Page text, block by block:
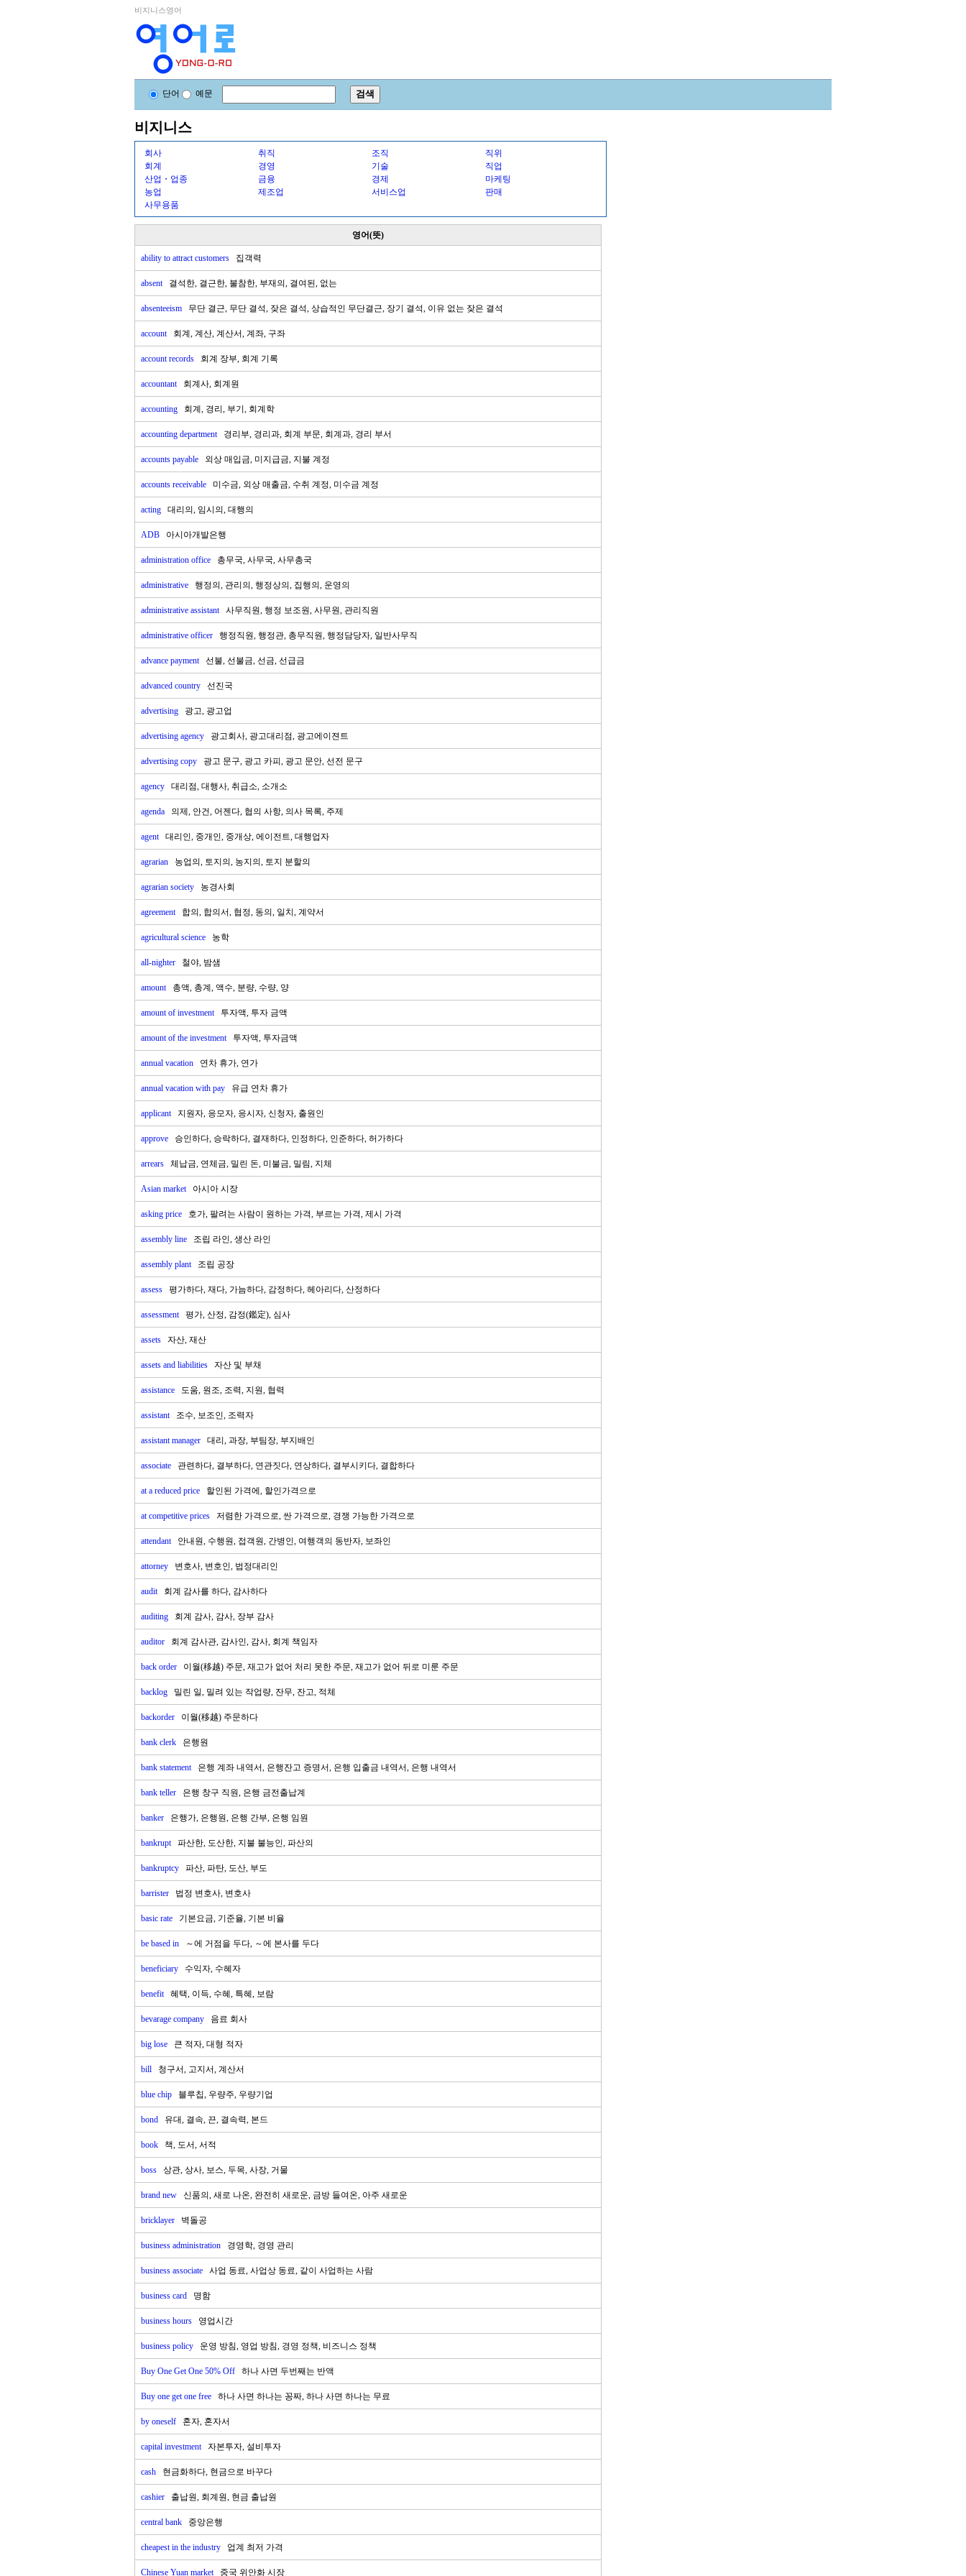
비지니스영어
단어 예문
비지니스
회사 취직 조직
직위
회계
경영 기술
직업
산업・업종
금융 경제
마케팅
농업
제조업 서비스업
판매
사무용품
영어(뜻)
ability to attract customers 집객력
absent 결석한, 결근한, 불참한, 부재의, 결여된, 없는
absenteeism 무단 결근, 무단 결석, 잦은 결석, 상습적인 무단결근, 장기 결석, 이유 없는 잦은 결석
account 회계, 계산, 계산서, 계좌, 구좌
account records 회계 장부, 회계 기록
accountant 회계사, 회계원
accounting 회계, 경리, 부기, 회계학
accounting department 경리부, 경리과, 회계 부문, 회계과, 경리 부서
accounts payable 외상 매입금, 미지급금, 지불 계정
accounts receivable 미수금, 외상 매출금, 수취 계정, 미수금 계정
acting 대리의, 임시의, 대행의
ADB 아시아개발은행
administration office 총무국, 사무국, 사무총국
administrative 행정의, 관리의, 행정상의, 집행의, 운영의
administrative assistant 사무직원, 행정 보조원, 사무원, 관리직원
administrative officer 행정직원, 행정관, 총무직원, 행정담당자, 일반사무직
advance payment 선불, 선불금, 선금, 선급금
advanced country 선진국
advertising 광고, 광고업
advertising agency 광고회사, 광고대리점, 광고에이젼트
advertising copy 광고 문구, 광고 카피, 광고 문안, 선전 문구
agency 대리점, 대행사, 취급소, 소개소
agenda 의제, 안건, 어젠다, 협의 사항, 의사 목록, 주제
agent 대리인, 중개인, 중개상, 에이전트, 대행업자
agrarian 농업의, 토지의, 농지의, 토지 분할의
agrarian society 농경사회
agreement 합의, 합의서, 협정, 동의, 일치, 계약서
agricultural science 농학
all-nighter 철야, 밤샘
amount 총액, 총계, 액수, 분량, 수량, 양
amount of investment 투자액, 투자 금액
amount of the investment 투자액, 투자금액
annual vacation 연차 휴가, 연가
annual vacation with pay 유급 연차 휴가
applicant 지원자, 응모자, 응시자, 신청자, 출원인
approve 승인하다, 승락하다, 결재하다, 인정하다, 인준하다, 허가하다
arrears 체납금, 연체금, 밀린 돈, 미불금, 밀림, 지체
Asian market 아시아 시장
asking price 호가, 팔려는 사람이 원하는 가격, 부르는 가격, 제시 가격
assembly line 조립 라인, 생산 라인
assembly plant 조립 공장
assess 평가하다, 재다, 가늠하다, 감정하다, 헤아리다, 산정하다
assessment 평가, 산정, 감정(鑑定), 심사
assets 자산, 재산
assets and liabilities 자산 및 부채
assistance 도움, 원조, 조력, 지원, 협력
assistant 조수, 보조인, 조력자
assistant manager 대리, 과장, 부팀장, 부지배인
associate 관련하다, 결부하다, 연관짓다, 연상하다, 결부시키다, 결합하다
at a reduced price 할인된 가격에, 할인가격으로
at competitive prices 저렴한 가격으로, 싼 가격으로, 경쟁 가능한 가격으로
attendant 안내원, 수행원, 접객원, 간병인, 여행객의 동반자, 보좌인
attorney 변호사, 변호인, 법정대리인
audit 회계 감사를 하다, 감사하다
auditing 회계 감사, 감사, 장부 감사
auditor 회계 감사관, 감사인, 감사, 회계 책임자
back order 이월(移越) 주문, 재고가 없어 처리 못한 주문, 재고가 없어 뒤로 미룬 주문
backlog 밀린 일, 밀려 있는 작업량, 잔무, 잔고, 적체
backorder 이월(移越) 주문하다
bank clerk 은행원
bank statement 은행 계좌 내역서, 은행잔고 증명서, 은행 입출금 내역서, 은행 내역서
bank teller 은행 창구 직원, 은행 금전출납계
banker 은행가, 은행원, 은행 간부, 은행 임원
bankrupt 파산한, 도산한, 지불 불능인, 파산의
bankruptcy 파산, 파탄, 도산, 부도
barrister 법정 변호사, 변호사
basic rate 기본요금, 기준율, 기본 비율
be based in ～에 거점을 두다, ～에 본사를 두다
beneficiary 수익자, 수혜자
benefit 혜택, 이득, 수혜, 특혜, 보람
bevarage company 음료 회사
big lose 큰 적자, 대형 적자
bill 청구서, 고지서, 계산서
blue chip 블루칩, 우량주, 우량기업
bond 유대, 결속, 끈, 결속력, 본드
book 책, 도서, 서적
boss 상관, 상사, 보스, 두목, 사장, 거물
brand new 신품의, 새로 나온, 완전히 새로운, 금방 들여온, 아주 새로운
bricklayer 벽돌공
business administration 경영학, 경영 관리
business associate 사업 동료, 사업상 동료, 같이 사업하는 사람
business card 명함
business hours 영업시간
business policy 운영 방침, 영업 방침, 경영 정책, 비즈니스 정책
Buy One Get One 50% Off 하나 사면 두번째는 반액
Buy one get one free 하나 사면 하나는 꽁짜, 하나 사면 하나는 무료
by oneself 혼자, 혼자서
capital investment 자본투자, 설비투자
cash 현금화하다, 현금으로 바꾸다
cashier 출납원, 회계원, 현금 출납원
central bank 중앙은행
cheapest in the industry 업계 최저 가격
Chinese Yuan market 중국 위안화 시장